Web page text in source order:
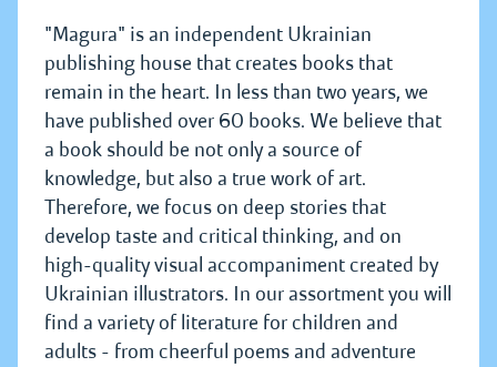
"Magura" is an independent Ukrainian
publishing house that creates books that
remain in the heart. In less than two years, we
have published over 60 books. We believe that
a book should be not only a source of
knowledge, but also a true work of art.
Therefore, we focus on deep stories that
develop taste and critical thinking, and on
high-quality visual accompaniment created by
Ukrainian illustrators. In our assortment you will
find a variety of literature for children and
adults - from cheerful poems and adventure